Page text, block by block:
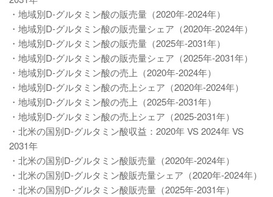
・地域別D-グルタミン酸の販売量（2020年-2024年）
・地域別D-グルタミン酸の販売量シェア（2020年-2024年）
・地域別D-グルタミン酸の販売量（2025年-2031年）
・地域別D-グルタミン酸の販売量シェア（2025年-2031年）
・地域別D-グルタミン酸の売上（2020年-2024年）
・地域別D-グルタミン酸の売上シェア（2020年-2024年）
・地域別D-グルタミン酸の売上（2025年-2031年）
・地域別D-グルタミン酸の売上シェア（2025-2031年）
・北米の国別D-グルタミン酸収益：2020年 VS 2024年 VS
2031年
・北米の国別D-グルタミン酸販売量（2020年-2024年）
・北米の国別D-グルタミン酸販売量シェア（2020年-2024年）
・北米の国別D-グルタミン酸販売量（2025年-2031年）